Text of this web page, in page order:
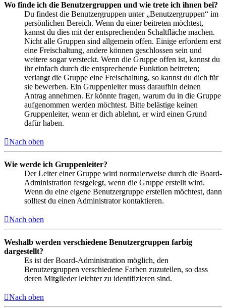
Wo finde ich die Benutzergruppen und wie trete ich ihnen bei?
Du findest die Benutzergruppen unter „Benutzergruppen“ im
persönlichen Bereich. Wenn du einer beitreten möchtest,
kannst du dies mit der entsprechenden Schaltfläche machen.
Nicht alle Gruppen sind allgemein offen. Einige erfordern erst
eine Freischaltung, andere können geschlossen sein und
weitere sogar versteckt. Wenn die Gruppe offen ist, kannst du
ihr einfach durch die entsprechende Funktion beitreten;
verlangt die Gruppe eine Freischaltung, so kannst du dich für
sie bewerben. Ein Gruppenleiter muss daraufhin deinen
Antrag annehmen. Er könnte fragen, warum du in die Gruppe
aufgenommen werden möchtest. Bitte belästige keinen
Gruppenleiter, wenn er dich ablehnt, er wird einen Grund
dafür haben.
Nach oben
Wie werde ich Gruppenleiter?
Der Leiter einer Gruppe wird normalerweise durch die Board-
Administration festgelegt, wenn die Gruppe erstellt wird.
Wenn du eine eigene Benutzergruppe erstellen möchtest, dann
solltest du einen Administrator kontaktieren.
Nach oben
Weshalb werden verschiedene Benutzergruppen farbig
dargestellt?
Es ist der Board-Administration möglich, den
Benutzergruppen verschiedene Farben zuzuteilen, so dass
deren Mitglieder leichter zu identifizieren sind.
Nach oben